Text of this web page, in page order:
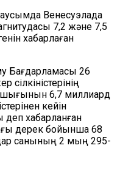
Венесуэлада
7,2 және 7,5
хабарлаған
Бағдарламасы 26
шығынын 6,7 миллиард
кейін
хабарланған
дерек бойынша 68
санының 2 мың 295-